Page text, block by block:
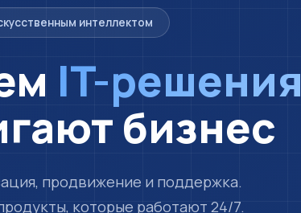
интеллектом
IT-решения
бизнес
продвижение и поддержка.
которые работают 24/7.